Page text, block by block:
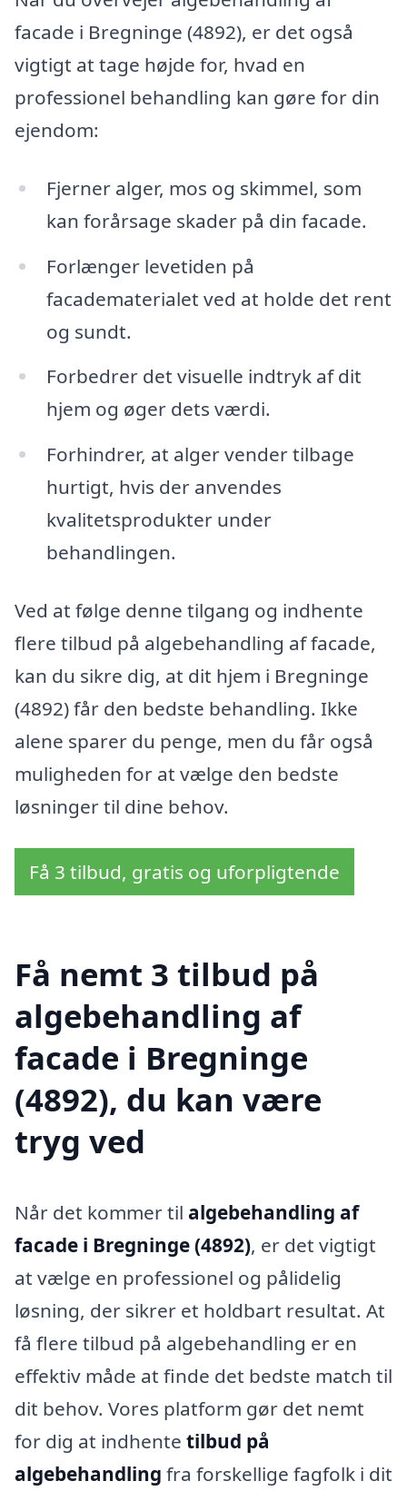
facade i Bregninge (4892), er det også
vigtigt at tage højde for, hvad en
professionel behandling kan gøre for din
ejendom:
Fjerner alger, mos og skimmel, som
kan forårsage skader på din facade.
Forlænger levetiden på
facadematerialet ved at holde det rent
og sundt.
Forbedrer det visuelle indtryk af dit
hjem og øger dets værdi.
Forhindrer, at alger vender tilbage
hurtigt, hvis der anvendes
kvalitetsprodukter under
behandlingen.
Ved at følge denne tilgang og indhente
flere tilbud på algebehandling af facade,
kan du sikre dig, at dit hjem i Bregninge
(4892) får den bedste behandling. Ikke
alene sparer du penge, men du får også
muligheden for at vælge den bedste
løsninger til dine behov.
Få 3 tilbud, gratis og uforpligtende
Få nemt 3 tilbud på
algebehandling af
facade i Bregninge
(4892), du kan være
tryg ved
Når det kommer til algebehandling af
facade i Bregninge (4892), er det vigtigt
at vælge en professionel og pålidelig
løsning, der sikrer et holdbart resultat. At
få flere tilbud på algebehandling er en
effektiv måde at finde det bedste match til
dit behov. Vores platform gør det nemt
for dig at indhente tilbud på
algebehandling fra forskellige fagfolk i dit